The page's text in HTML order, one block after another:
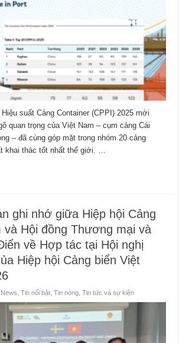
suất Cảng Container (CPPI) 2025 mới
quan trọng của Việt Nam – cụm cảng Cái
– đã cùng góp mặt trong nhóm 20 cảng
khai thác tốt nhất thế giới. …
ghi nhớ giữa Hiệp hội Cảng
và Hội đồng Thương mại và
về Hợp tác tại Hội nghị
Hiệp hội Cảng biển Việt
News ,Tin nổi bật ,Tin nóng ,Tin tức và sự kiện